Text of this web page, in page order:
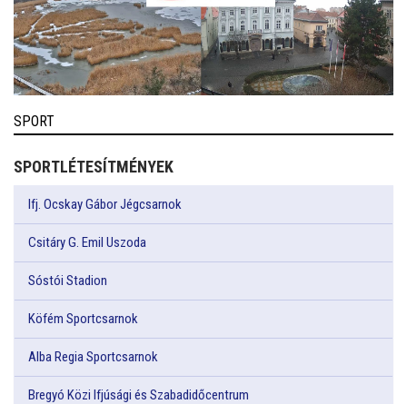
SPORT
SPORTLÉTESÍTMÉNYEK
Ifj. Ocskay Gábor Jégcsarnok
Csitáry G. Emil Uszoda
Sóstói Stadion
Köfém Sportcsarnok
Alba Regia Sportcsarnok
Bregyó Közi Ifjúsági és Szabadidőcentrum